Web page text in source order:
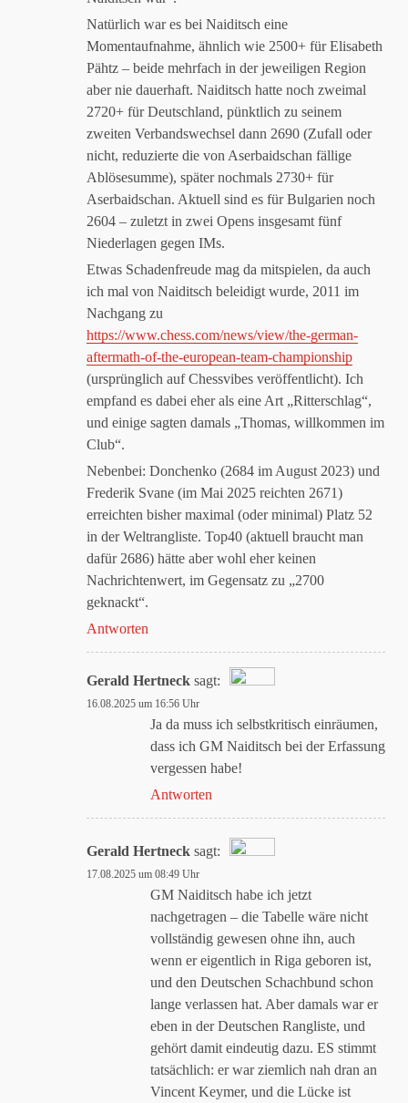
Natürlich war es bei Naiditsch eine
Momentaufnahme, ähnlich wie 2500+ für Elisabeth
Pähtz – beide mehrfach in der jeweiligen Region
aber nie dauerhaft. Naiditsch hatte noch zweimal
2720+ für Deutschland, pünktlich zu seinem
zweiten Verbandswechsel dann 2690 (Zufall oder
nicht, reduzierte die von Aserbaidschan fällige
Ablösesumme), später nochmals 2730+ für
Aserbaidschan. Aktuell sind es für Bulgarien noch
2604 – zuletzt in zwei Opens insgesamt fünf
Niederlagen gegen IMs.
Etwas Schadenfreude mag da mitspielen, da auch
ich mal von Naiditsch beleidigt wurde, 2011 im
Nachgang zu
https://www.chess.com/news/view/the-german-
aftermath-of-the-european-team-championship
(ursprünglich auf Chessvibes veröffentlicht). Ich
empfand es dabei eher als eine Art „Ritterschlag“,
und einige sagten damals „Thomas, willkommen im
Club“.
Nebenbei: Donchenko (2684 im August 2023) und
Frederik Svane (im Mai 2025 reichten 2671)
erreichten bisher maximal (oder minimal) Platz 52
in der Weltrangliste. Top40 (aktuell braucht man
dafür 2686) hätte aber wohl eher keinen
Nachrichtenwert, im Gegensatz zu „2700
geknackt“.
Antworten
Gerald Hertneck sagt:
Das „Echte-Person“-Abzeichen!
Anti-Spam von CleanTalk
16.08.2025 um 16:56 Uhr
Ja da muss ich selbstkritisch einräumen,
dass ich GM Naiditsch bei der Erfassung
vergessen habe!
Antworten
Gerald Hertneck sagt:
Das „Echte-Person“-Abzeichen!
Anti-Spam von CleanTalk
17.08.2025 um 08:49 Uhr
GM Naiditsch habe ich jetzt
nachgetragen – die Tabelle wäre nicht
vollständig gewesen ohne ihn, auch
wenn er eigentlich in Riga geboren ist,
und den Deutschen Schachbund schon
lange verlassen hat. Aber damals war er
eben in der Deutschen Rangliste, und
gehört damit eindeutig dazu. ES stimmt
tatsächlich: er war ziemlich nah dran an
Vincent Keymer, und die Lücke ist